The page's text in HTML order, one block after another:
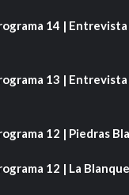
14 |
13 | Entrevista
12 | Piedras
12 | La